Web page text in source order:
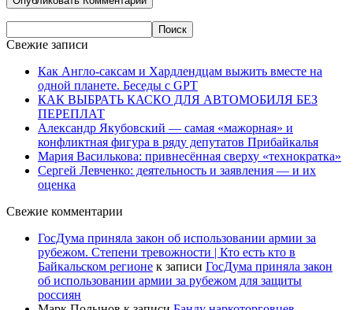
Свежие записи
Как Англо-саксам и Хардлендцам выжить вместе на
одной планете. Беседы с GPT
КАК ВЫБРАТЬ КАСКО ДЛЯ АВТОМОБИЛЯ БЕЗ
ПЕРЕПЛАТ
Александр Якубовский — самая «мажорная» и
конфликтная фигура в ряду депутатов Прибайкалья
Мария Василькова: привнесённая сверху «технократка»
Сергей Левченко: деятельность и заявления — и их
оценка
Свежие комментарии
ГосДума приняла закон об использовании армии за
рубежом. Степени тревожности | Кто есть кто в
Байкальском регионе к записи ГосДума приняла закон
об использовании армии за рубежом для защиты
россиян